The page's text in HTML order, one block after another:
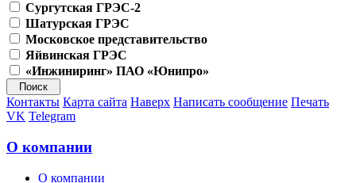
Сургутская ГРЭС-2
Шатурская ГРЭС
Московское представительство
Яйвинская ГРЭС
«Инжиниринг» ПАО «Юнипро»
Контакты Карта сайта Наверх Написать сообщение Печать
VK Telegram
О компании
О компании